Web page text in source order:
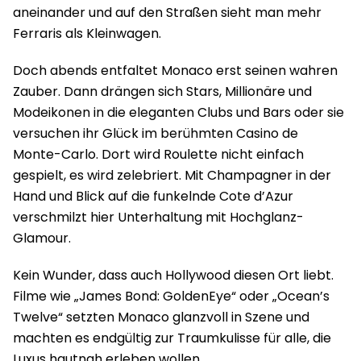
aneinander und auf den Straßen sieht man mehr
Ferraris als Kleinwagen.
Doch abends entfaltet Monaco erst seinen wahren
Zauber. Dann drängen sich Stars, Millionäre und
Modeikonen in die eleganten Clubs und Bars oder sie
versuchen ihr Glück im berühmten Casino de
Monte-Carlo. Dort wird Roulette nicht einfach
gespielt, es wird zelebriert. Mit Champagner in der
Hand und Blick auf die funkelnde Cote d’Azur
verschmilzt hier Unterhaltung mit Hochglanz-
Glamour.
Kein Wunder, dass auch Hollywood diesen Ort liebt.
Filme wie „James Bond: GoldenEye“ oder „Ocean’s
Twelve“ setzten Monaco glanzvoll in Szene und
machten es endgültig zur Traumkulisse für alle, die